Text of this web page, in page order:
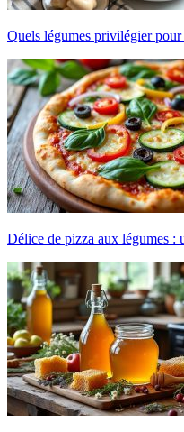
Quels légumes privilégier
Délice de pizza aux légumes :